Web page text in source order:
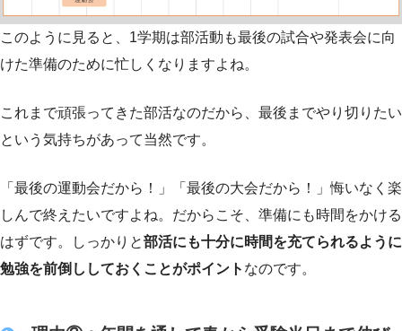
このように見ると、1学期は部活動も最後の試合や発表会に向
けた準備のために忙しくなりますよね。
これまで頑張ってきた部活なのだから、最後までやり切りたい
という気持ちがあって当然です。
「最後の運動会だから！」「最後の大会だから！」悔いなく楽
しんで終えたいですよね。だからこそ、準備にも時間をかける
はずです。しっかりと部活にも十分に時間を充てられるように
勉強を前倒ししておくことがポイント なのです。